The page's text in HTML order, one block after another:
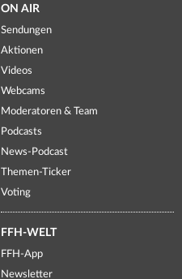
ON AIR
Sendungen
Aktionen
Videos
Webcams
Moderatoren & Team
Podcasts
News-Podcast
Themen-Ticker
Voting
FFH-WELT
FFH-App
Newsletter